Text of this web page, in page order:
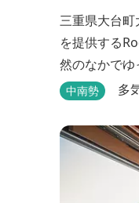
三重県大台
を提供する
然のなかで
囲みながら
ントを張っ
おもいおも
6月よりペ
中南勢 多